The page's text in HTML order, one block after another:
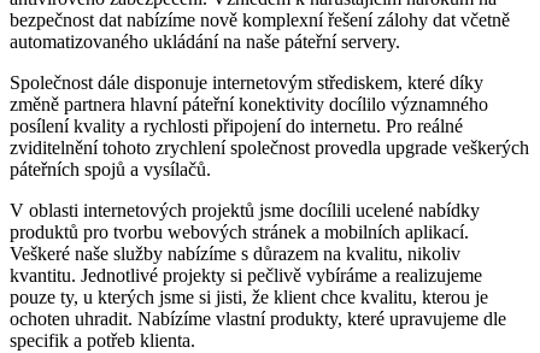
bezpečnost dat nabízíme nově komplexní řešení zálohy dat včetně
automatizovaného ukládání na naše páteřní servery.
Společnost dále disponuje internetovým střediskem, které díky
změně partnera hlavní páteřní konektivity docílilo významného
posílení kvality a rychlosti připojení do internetu. Pro reálné
zviditelnění tohoto zrychlení společnost provedla upgrade veškerých
páteřních spojů a vysílačů.
V oblasti internetových projektů jsme docílili ucelené nabídky
produktů pro tvorbu webových stránek a mobilních aplikací.
Veškeré naše služby nabízíme s důrazem na kvalitu, nikoliv
kvantitu. Jednotlivé projekty si pečlivě vybíráme a realizujeme
pouze ty, u kterých jsme si jisti, že klient chce kvalitu, kterou je
ochoten uhradit. Nabízíme vlastní produkty, které upravujeme dle
specifik a potřeb klienta.